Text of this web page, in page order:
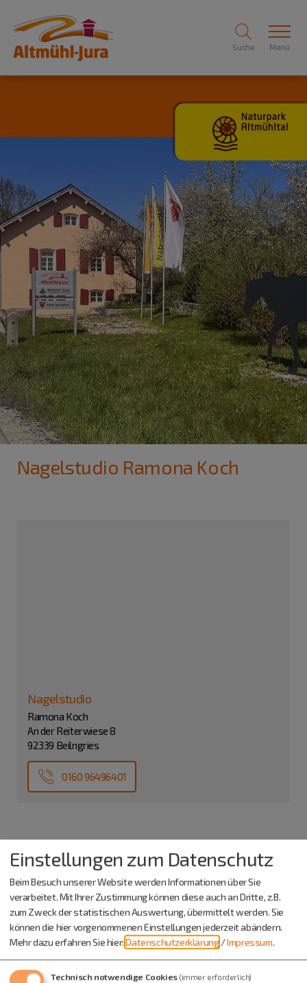
Suche Menü
Nagelstudio Ramona Koch
Nagelstudio
Ramona Koch
An der Reiterwiese 8
92339 Beilngries
0160 96496401
Einstellungen zum Datenschutz
Beim Besuch unserer Website werden Informationen über Sie
verarbeitet. Mit Ihrer Zustimmung können diese auch an Dritte, z.B.
zum Zweck der statistischen Auswertung, übermittelt werden. Sie
können die hier vorgenommenen Einstellungen jederzeit abändern.
Mehr dazu erfahren Sie hier:Datenschutzerklärung /Impressum.
Technisch notwendige Cookies (immer erforderlich)